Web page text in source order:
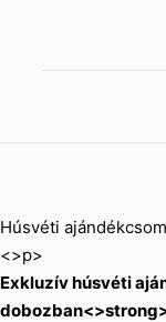
Húsvéti
<>p>
Exkluzív húsvéti